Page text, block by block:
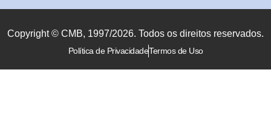
Copyright © CMB, 1997/2026. Todos os direitos reservados.
Política de PrivacidadeTermos de Uso